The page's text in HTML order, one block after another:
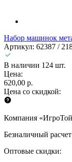
Набор машинок
Артикул: 62387 /
В наличии 124 шт.
Цена:
620,00 р.
Цена со скидкой:
Компания
Безналичный
Оптовые скидки: